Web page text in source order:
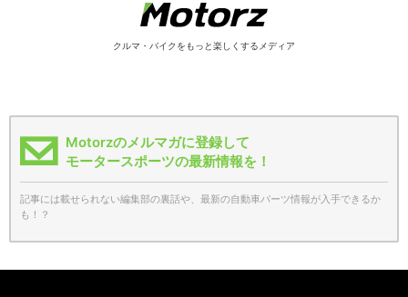
クルマ・バイクをもっと楽しくするメディア
Motorzのメルマガに登録して
モータースポーツの最新情報を！
記事には載せられない編集部の裏話や、最新の自動車パーツ情報が入手できるか
も！？